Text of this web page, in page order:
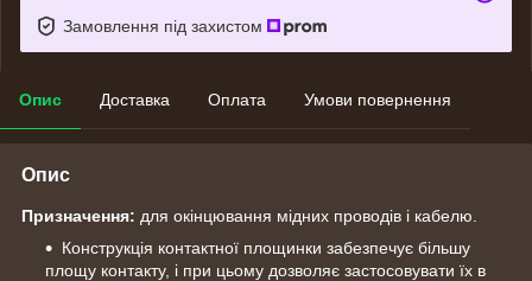
Замовлення під захистом
Опис Доставка Оплата Умови повернення
Опис
Призначення: для окінцювання мідних проводів і кабелю.
Конструкція контактної площинки забезпечує більшу
площу контакту, і при цьому дозволяє застосовувати їх в